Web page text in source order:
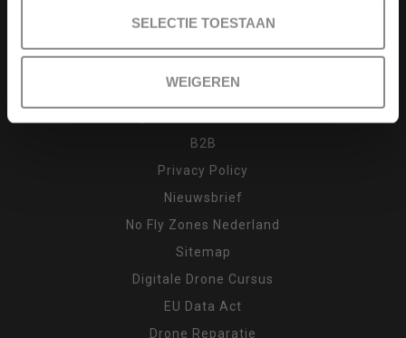
SELECTIE TOESTAAN
WEIGEREN
Inruilen
Retour
B2B
Privacy Policy
Nieuwsbrief
No Fly Zones Nederland
Sitemap
Digitale Drone Cursus
EU Data Act
Drone Reparatie